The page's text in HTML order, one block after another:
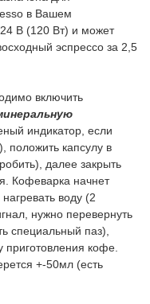
в Вашем
В (120 Вт) и может
эспрессо за 2,5
включить
индикатор, если
положить капсулу в
далее закрыть
Кофеварка начнет
воду (2
нужно перевернуть
специальный паз),
приготовления кофе.
+-50мл (есть